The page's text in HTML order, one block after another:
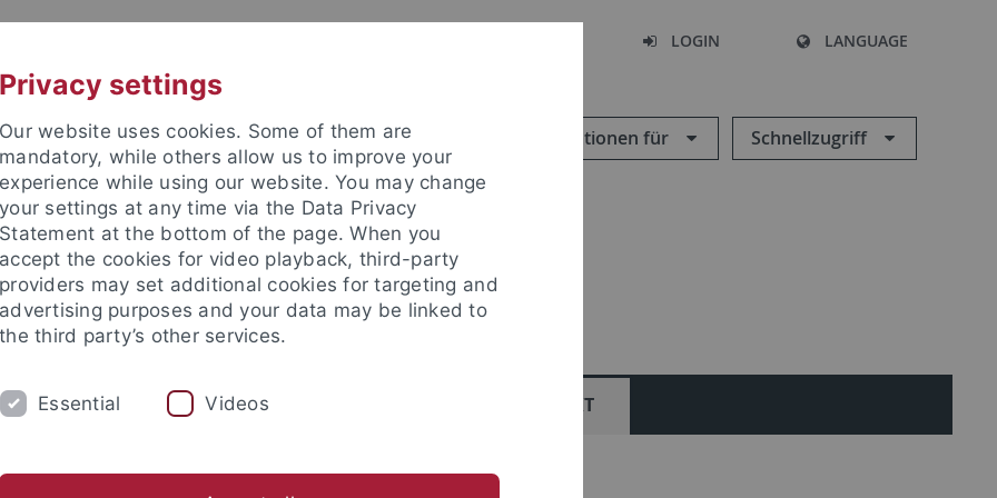
LOGIN LANGUAGE
Informationen für Schnellzugriff
FORSCHUNG KONTAKT
Naturwissenschaftliche Fakultät
Privacy settings
Our website uses cookies. Some of them are
mandatory, while others allow us to improve your
experience while using our website. You may change
your settings at any time via the Data Privacy
Statement at the bottom of the page. When you
accept the cookies for video playback, third-party
providers may set additional cookies for targeting and
advertising purposes and your data may be linked to
the third party’s other services.
Essential Videos